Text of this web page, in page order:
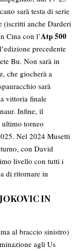
sarà testa di serie
(iscritti anche Darderi
Cina con l’Atp 500
precedente
Bu. Non sarà in
che giocherà a
sarà
vittoria finale
Infine, il
torneo
Nel 2024 Musetti
con David
livello con tutti i
di ritornare in
IN
al braccio sinistro)
agli Us